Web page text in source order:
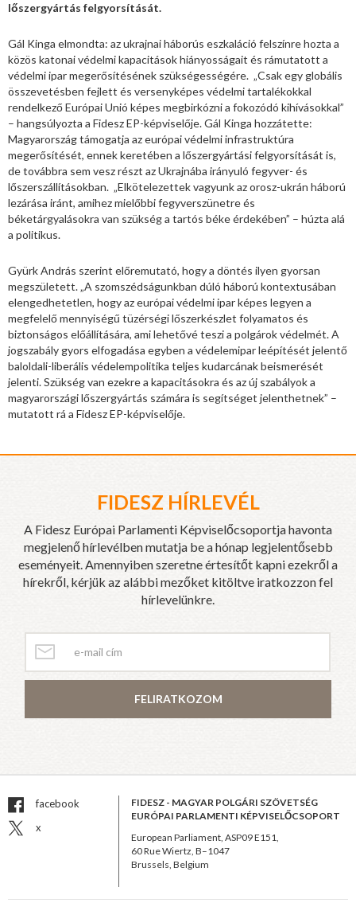
lőszergyártás felgyorsítását.
Gál Kinga elmondta: az ukrajnai háborús eszkaláció felszínre hozta a
közös katonai védelmi kapacitások hiányosságait és rámutatott a
védelmi ipar megerősítésének szükségességére. „Csak egy globális
összevetésben fejlett és versenyképes védelmi tartalékokkal
rendelkező Európai Unió képes megbirkózni a fokozódó kihívásokkal”
– hangsúlyozta a Fidesz EP-képviselője. Gál Kinga hozzátette:
Magyarország támogatja az európai védelmi infrastruktúra
megerősítését, ennek keretében a lőszergyártási felgyorsítását is,
de továbbra sem vesz részt az Ukrajnába irányuló fegyver- és
lőszerszállításokban. „Elkötelezettek vagyunk az orosz-ukrán háború
lezárása iránt, amihez mielőbbi fegyverszünetre és
béketárgyalásokra van szükség a tartós béke érdekében” – húzta alá
a politikus.
Gyürk András szerint előremutató, hogy a döntés ilyen gyorsan
megszületett. „A szomszédságunkban dúló háború kontextusában
elengedhetetlen, hogy az európai védelmi ipar képes legyen a
megfelelő mennyiségű tüzérségi lőszerkészlet folyamatos és
biztonságos előállítására, ami lehetővé teszi a polgárok védelmét. A
jogszabály gyors elfogadása egyben a védelemipar leépítését jelentő
baloldali-liberális védelempolitika teljes kudarcának beismerését
jelenti. Szükség van ezekre a kapacitásokra és az új szabályok a
magyarországi lőszergyártás számára is segítséget jelenthetnek” –
mutatott rá a Fidesz EP-képviselője.
FIDESZ HÍRLEVÉL
A Fidesz Európai Parlamenti Képviselőcsoportja havonta
megjelenő hírlevélben mutatja be a hónap legjelentősebb
eseményeit. Amennyiben szeretne értesítőt kapni ezekről a
hírekről, kérjük az alábbi mezőket kitöltve iratkozzon fel
hírlevelünkre.
FELIRATKOZOM
facebook
x
FIDESZ - MAGYAR POLGÁRI SZÖVETSÉG
EURÓPAI PARLAMENTI KÉPVISELŐCSOPORT
European Parliament, ASP09 E151,
60 Rue Wiertz, B–1047
Brussels, Belgium